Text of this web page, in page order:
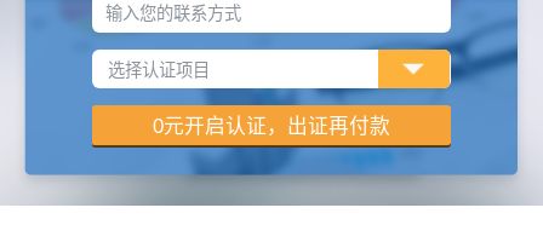
输入您的联系方式